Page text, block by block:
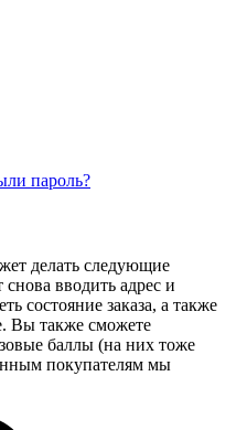
пароль?
делать следующие
вводить адрес и
состояние заказа, а также
Вы также сможете
баллы (на них тоже
покупателям мы